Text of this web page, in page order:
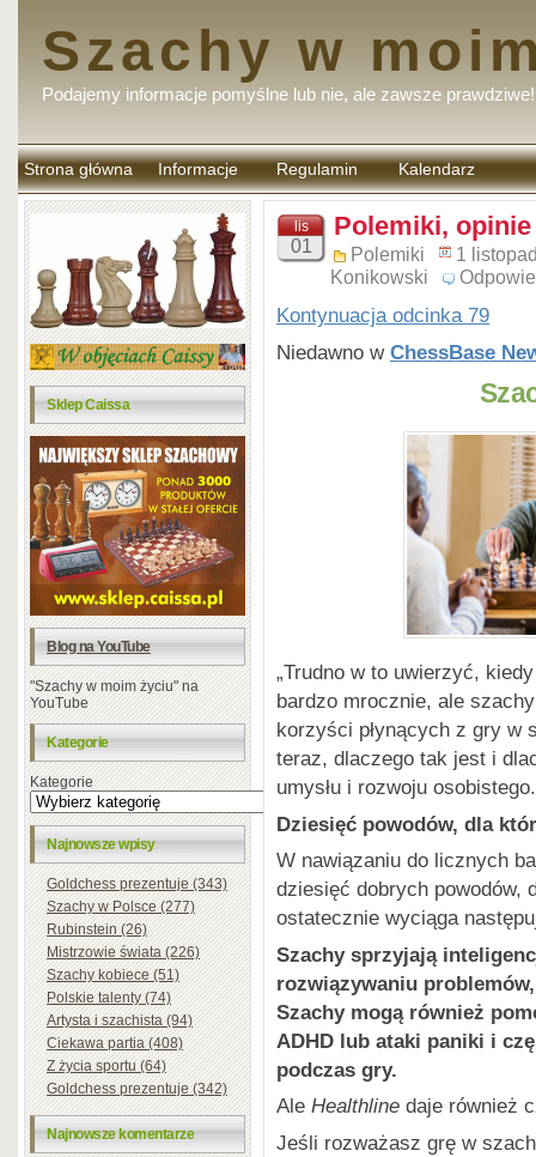
Szachy w
Podajemy informacje pomyślne lub nie, ale zawsze prawdziwe!
Strona główna Informacje Regulamin
komentarzy
Kalendarz
Sklep Caissa
Blog na YouTube
"Szachy w moim życiu" na
YouTube
Kategorie
Kategorie
Najnowsze wpisy
Goldchess prezentuje (343)
Szachy w Polsce (277)
Rubinstein (26)
Mistrzowie świata (226)
Szachy kobiece (51)
Polskie talenty (74)
Artysta i szachista (94)
Ciekawa partia (408)
Z życia sportu (64)
Goldchess prezentuje (342)
Najnowsze komentarze
lis
01
Polemiki, opinie
Polemiki
1
Konikowski
Kontynuacja odcinka 79
Niedawno w ChessBase
„Trudno w to uwierzyć,
bardzo mrocznie, ale
korzyści płynących z gry w
teraz, dlaczego tak jest i
umysłu i rozwoju osobistego.
Dziesięć powodów, dla
W nawiązaniu do licznych
dziesięć dobrych powodów,
ostatecznie wyciąga
Szachy sprzyjają
rozwiązywaniu
Szachy mogą również
ADHD lub ataki paniki i
podczas gry.
Ale Healthline daje również
Jeśli rozważasz grę w